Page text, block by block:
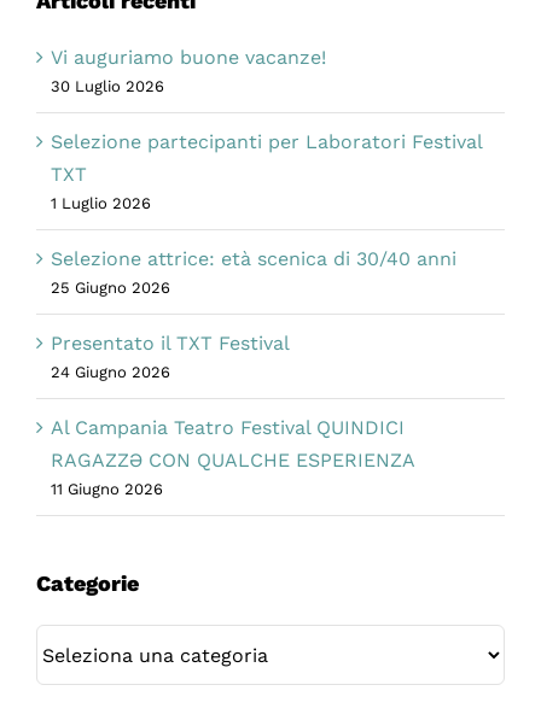
Vi auguriamo buone vacanze!
30 Luglio 2026
Selezione partecipanti per Laboratori Festival
TXT
1 Luglio 2026
Selezione attrice: età scenica di 30/40 anni
25 Giugno 2026
Presentato il TXT Festival
24 Giugno 2026
Al Campania Teatro Festival QUINDICI
RAGAZZƏ CON QUALCHE ESPERIENZA
11 Giugno 2026
Categorie